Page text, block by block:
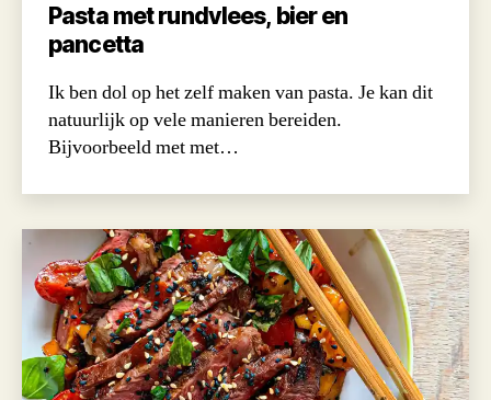
Pasta met rundvlees, bier en
pancetta
Ik ben dol op het zelf maken van pasta. Je kan dit
natuurlijk op vele manieren bereiden.
Bijvoorbeeld met met…